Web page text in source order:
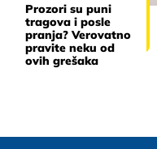
Prozori su puni
tragova i posle
pranja? Verovatno
pravite neku od
ovih grešaka